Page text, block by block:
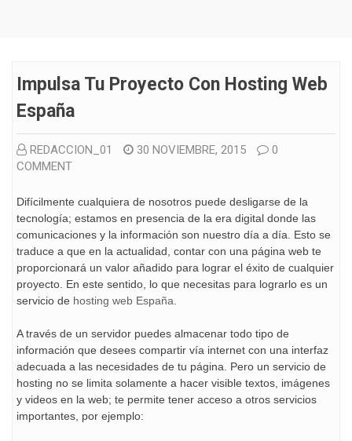
Impulsa Tu Proyecto Con Hosting Web
España
REDACCION_01 30 NOVIEMBRE, 2015
0
COMMENT
Difícilmente cualquiera de nosotros puede desligarse de la
tecnología; estamos en presencia de la era digital donde las
comunicaciones y la información son nuestro día a día. Esto se
traduce a que en la actualidad, contar con una página web te
proporcionará un valor añadido para lograr el éxito de cualquier
proyecto. En este sentido, lo que necesitas para lograrlo es un
servicio de hosting web España
A través de un servidor puedes almacenar todo tipo de
información que desees compartir vía internet con una interfaz
adecuada a las necesidades de tu página. Pero un servicio de
hosting no se limita solamente a hacer visible textos, imágenes
y videos en la web; te permite tener acceso a otros servicios
importantes, por ejemplo: